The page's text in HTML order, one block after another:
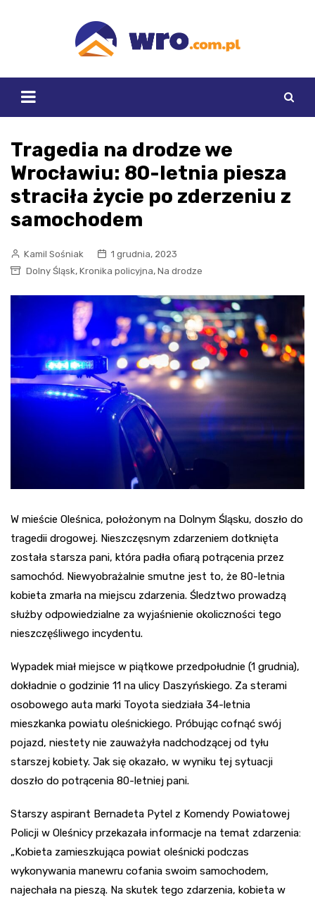
Tragedia na drodze we
Wrocławiu: 80-letnia piesza
straciła życie po zderzeniu z
samochodem
Kamil Sośniak
1 grudnia, 2023
Dolny Śląsk, Kronika policyjna, Na drodze
W mieście Oleśnica, położonym na Dolnym Śląsku, doszło do
tragedii drogowej. Nieszczęsnym zdarzeniem dotknięta
została starsza pani, która padła ofiarą potrącenia przez
samochód. Niewyobrażalnie smutne jest to, że 80-letnia
kobieta zmarła na miejscu zdarzenia. Śledztwo prowadzą
służby odpowiedzialne za wyjaśnienie okoliczności tego
nieszczęśliwego incydentu.
Wypadek miał miejsce w piątkowe przedpołudnie (1 grudnia),
dokładnie o godzinie 11 na ulicy Daszyńskiego. Za sterami
osobowego auta marki Toyota siedziała 34-letnia
mieszkanka powiatu oleśnickiego. Próbując cofnąć swój
pojazd, niestety nie zauważyła nadchodzącej od tyłu
starszej kobiety. Jak się okazało, w wyniku tej sytuacji
doszło do potrącenia 80-letniej pani.
Starszy aspirant Bernadeta Pytel z Komendy Powiatowej
Policji w Oleśnicy przekazała informacje na temat zdarzenia:
„Kobieta zamieszkująca powiat oleśnicki podczas
wykonywania manewru cofania swoim samochodem,
najechała na pieszą. Na skutek tego zdarzenia, kobieta w